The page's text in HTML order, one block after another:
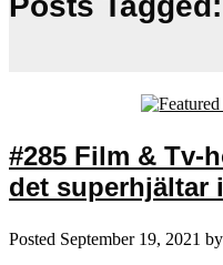
#285 Film & Tv-
det superhjältar
Posted September 19, 2021 by